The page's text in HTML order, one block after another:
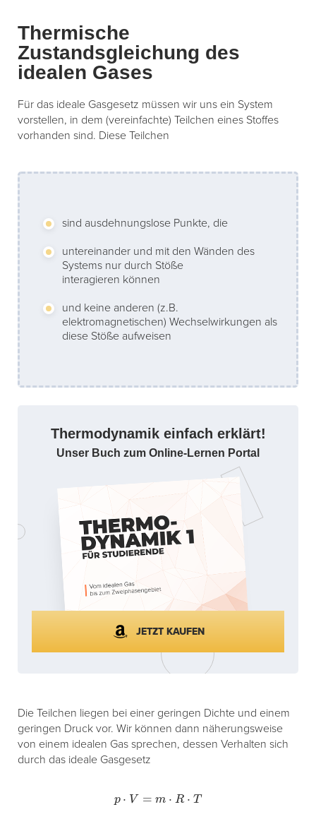
Thermische
Zustandsgleichung des
idealen Gases
Für das ideale Gasgesetz müssen wir uns ein System
vorstellen, in dem (vereinfachte) Teilchen eines Stoffes
vorhanden sind. Diese Teilchen
sind ausdehnungslose Punkte, die
untereinander und mit den Wänden des
Systems nur durch Stöße
interagieren können
und keine anderen (z.B.
elektromagnetischen) Wechselwirkungen als
diese Stöße aufweisen
Thermodynamik einfach erklärt!
Unser Buch zum Online-Lernen Portal
JETZT KAUFEN
Die Teilchen liegen bei einer geringen Dichte und einem
geringen Druck vor. Wir können dann näherungsweise
von einem idealen Gas sprechen, dessen Verhalten sich
durch das ideale Gasgesetz
p⋅ V= m⋅ ⋅T